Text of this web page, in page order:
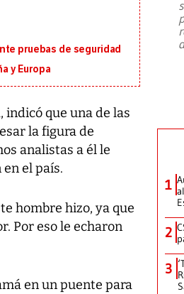
pruebas de seguridad
y Europa
que una de las
la figura de
analistas a él le
el país.
hombre hizo, ya que
Por eso le echaron
en un puente para
1
2
3